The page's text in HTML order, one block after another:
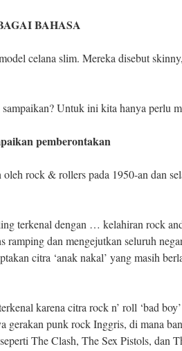
BAHASA
celana slim. Mereka disebut
sampaikan? Untuk ini kita hanya perlu
pemberontakan
rock & rollers pada 1950-an dan
terkenal dengan … kelahiran rock
ramping dan mengejutkan seluruh
citra ‘anak nakal’ yang masih
karena citra rock n’ roll ‘bad
gerakan punk rock Inggris, di mana
The Clash, The Sex Pistols, dan